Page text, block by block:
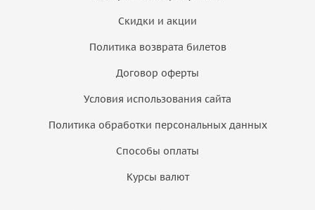
Скидки и акции
Политика возврата билетов
Договор оферты
Условия использования сайта
Политика обработки персональных данных
Способы оплаты
Курсы валют